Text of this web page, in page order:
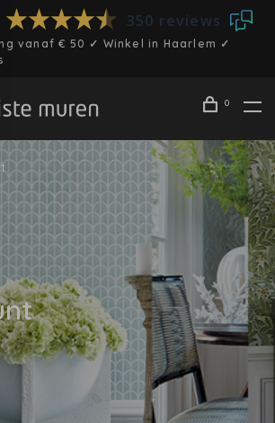
350 reviews
vanaf € 50 ✓ Winkel in Haarlem ✓
0